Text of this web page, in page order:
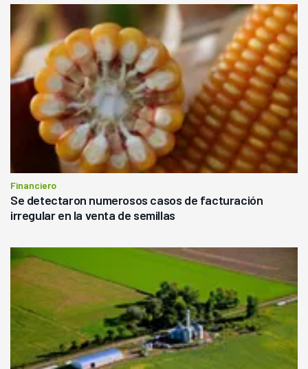
Financiero
Se detectaron numerosos casos de facturación
irregular en la venta de semillas